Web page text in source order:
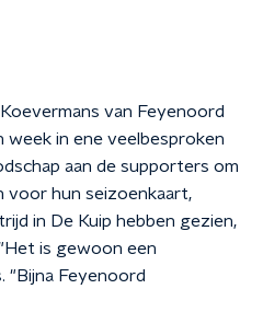
van Feyenoord
in ene veelbesproken
aan de supporters om
voor hun seizoenkaart,
in De Kuip hebben gezien,
is gewoon een
"Bijna Feyenoord